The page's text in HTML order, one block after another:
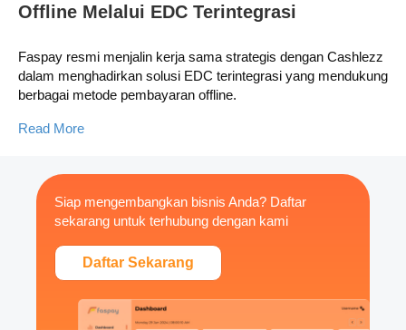
Offline Melalui EDC Terintegrasi
Faspay resmi menjalin kerja sama strategis dengan Cashlezz
dalam menghadirkan solusi EDC terintegrasi yang mendukung
berbagai metode pembayaran offline.
Read More
Siap mengembangkan bisnis Anda? Daftar
sekarang untuk terhubung dengan kami
Daftar Sekarang